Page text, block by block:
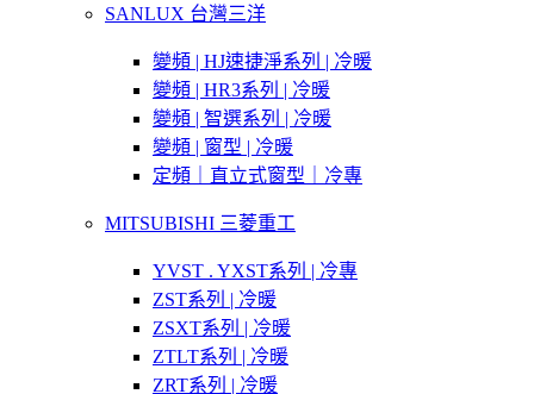
SANLUX 台灣三洋
變頻 | HJ速捷淨系列 | 冷暖
變頻 | HR3系列 | 冷暖
變頻 | 智選系列 | 冷暖
變頻 | 窗型 | 冷暖
定頻｜直立式窗型｜冷專
MITSUBISHI 三菱重工
YVST . YXST系列 | 冷專
ZST系列 | 冷暖
ZSXT系列 | 冷暖
ZTLT系列 | 冷暖
ZRT系列 | 冷暖